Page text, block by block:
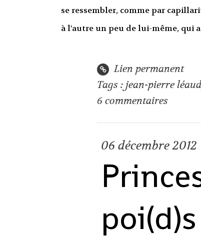
se ressembler, comme par
à l'autre un peu de lui-même, qui
Lien permanent
Tags : jean-pierre
6 commentaires
06 décembre 2012
poi(d)s